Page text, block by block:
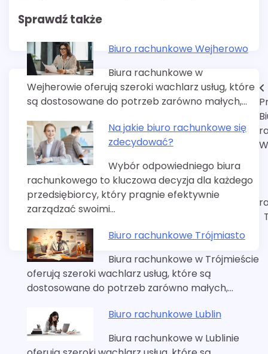
Sprawdź także
Biuro rachunkowe Wejherowo
Biura rachunkowe w
Wejherowie oferują szeroki wachlarz usług, które
są dostosowane do potrzeb zarówno małych,…
Na jakie biuro rachunkowe się
zdecydować?
Wybór odpowiedniego biura
rachunkowego to kluczowa decyzja dla każdego
przedsiębiorcy, który pragnie efektywnie
zarządzać swoimi…
Biuro rachunkowe Trójmiasto
Biura rachunkowe w Trójmieście
oferują szeroki wachlarz usług, które są
dostosowane do potrzeb zarówno małych,…
Biuro rachunkowe Lublin
Biura rachunkowe w Lublinie
Nawigacja
wpisu